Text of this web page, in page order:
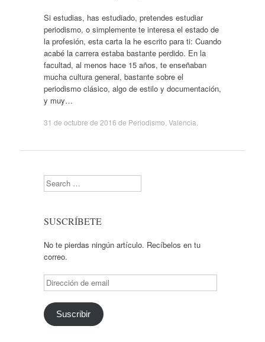
Si estudias, has estudiado, pretendes estudiar
periodismo, o simplemente te interesa el estado de
la profesión, esta carta la he escrito para ti: Cuando
acabé la carrera estaba bastante perdido. En la
facultad, al menos hace 15 años, te enseñaban
mucha cultura general, bastante sobre el
periodismo clásico, algo de estilo y documentación,
y muy…
31 de octubre de 2016 de Periodismo Valencia
Search
SUSCRÍBETE
No te pierdas ningún artículo. Recíbelos en tu
correo.
Dirección
de
email
Suscribir